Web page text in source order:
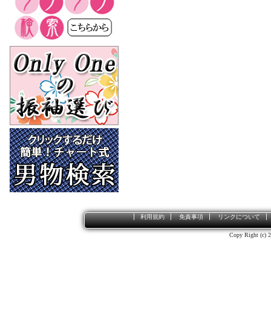
利用規約 免責事項 リンクについて
Copy Right (c)